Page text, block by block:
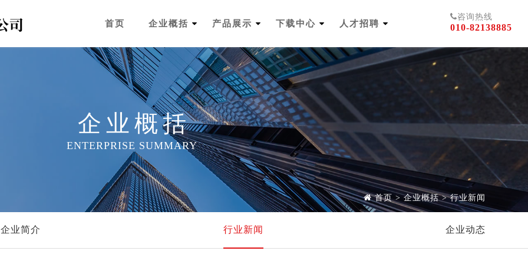
咨询热线
010-82138885
首页 企业概括 产品展示 下载中心 人才招聘
企业概括
ENTERPRISE SUMMARY
首页>企业概括>行业新闻
企业简介 行业新闻 企业动态